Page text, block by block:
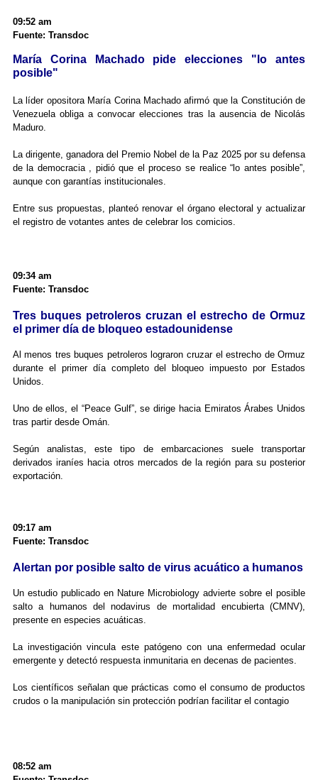
09:52 am
Fuente: Transdoc
María Corina Machado pide elecciones "lo antes
posible"
La líder opositora María Corina Machado afirmó que la Constitución de
Venezuela obliga a convocar elecciones tras la ausencia de Nicolás
Maduro.
La dirigente, ganadora del Premio Nobel de la Paz 2025 por su defensa
de la democracia , pidió que el proceso se realice “lo antes posible”,
aunque con garantías institucionales.
Entre sus propuestas, planteó renovar el órgano electoral y actualizar
el registro de votantes antes de celebrar los comicios.
09:34 am
Fuente: Transdoc
Tres buques petroleros cruzan el estrecho de Ormuz
el primer día de bloqueo estadounidense
Al menos tres buques petroleros lograron cruzar el estrecho de Ormuz
durante el primer día completo del bloqueo impuesto por Estados
Unidos.
Uno de ellos, el “Peace Gulf”, se dirige hacia Emiratos Árabes Unidos
tras partir desde Omán.
Según analistas, este tipo de embarcaciones suele transportar
derivados iraníes hacia otros mercados de la región para su posterior
exportación.
09:17 am
Fuente: Transdoc
Alertan por posible salto de virus acuático a humanos
Un estudio publicado en Nature Microbiology advierte sobre el posible
salto a humanos del nodavirus de mortalidad encubierta (CMNV),
presente en especies acuáticas.
La investigación vincula este patógeno con una enfermedad ocular
emergente y detectó respuesta inmunitaria en decenas de pacientes.
Los científicos señalan que prácticas como el consumo de productos
crudos o la manipulación sin protección podrían facilitar el contagio
08:52 am